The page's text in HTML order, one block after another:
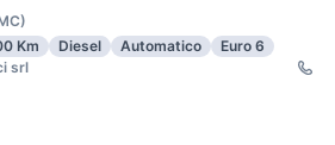
)
Km Diesel Automatico
Euro 6
srl